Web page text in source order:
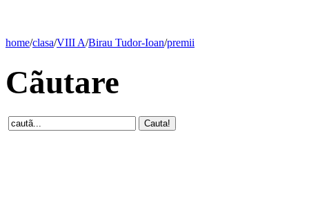
home/clasa/VIII A/Birau Tudor-Ioan/premii
Cãutare